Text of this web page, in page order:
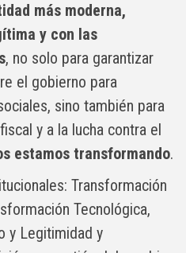
más moderna,
y con las
, no solo para garantizar
el gobierno para
sino también para
y a la lucha contra el
estamos transformando.
Transformación
Tecnológica,
y Legitimidad y